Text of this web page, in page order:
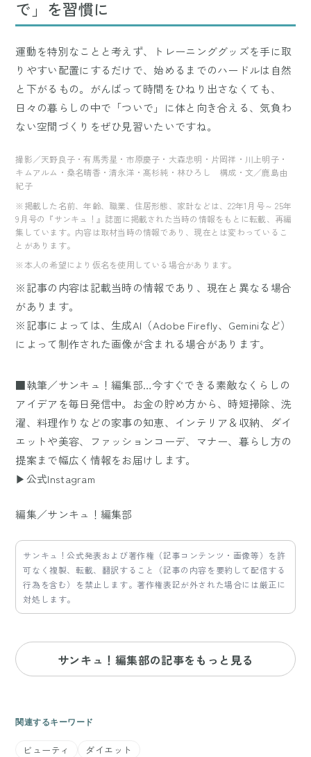
で」を習慣に
運動を特別なことと考えず、トレーニンググッズを手に取
りやすい配置にするだけで、始めるまでのハードルは自然
と下がるもの。がんばって時間をひねり出さなくても、
日々の暮らしの中で「ついで」に体と向き合える、気負わ
ない空間づくりをぜひ見習いたいですね。
撮影／天野良子・有馬秀星・市原慶子・大森忠明・片岡祥・川上明子・
キムアルム・桑名晴香・清永洋・髙杉純・林ひろし 構成・文／鹿島由
紀子
※掲載した名前、年齢、職業、住居形態、家計などは、22年1月号～ 25年
9月号の『サンキュ！』誌面に掲載された当時の情報をもとに転載、再編
集しています。内容は取材当時の情報であり、現在とは変わっているこ
とがあります。
※本人の希望により仮名を使用している場合があります。
※記事の内容は記載当時の情報であり、現在と異なる場合
があります。
※記事によっては、生成AI（Adobe Firefly、Geminiなど）
によって制作された画像が含まれる場合があります。
■執筆／サンキュ！編集部…今すぐできる素敵なくらしの
アイデアを毎日発信中。お金の貯め方から、時短掃除、洗
濯、料理作りなどの家事の知恵、インテリア＆収納、ダイ
エットや美容、ファッションコーデ、マナー、暮らし方の
提案まで幅広く情報をお届けします。
▶公式Instagram
編集／サンキュ！編集部
サンキュ！公式発表および著作権（記事コンテンツ・画像等）を許
可なく複製、転載、翻訳すること（記事の内容を要約して配信する
行為を含む）を禁止します。著作権表記が外された場合には厳正に
対処します。
サンキュ！編集部の記事をもっと見る
関連するキーワード
ビューティ ダイエット